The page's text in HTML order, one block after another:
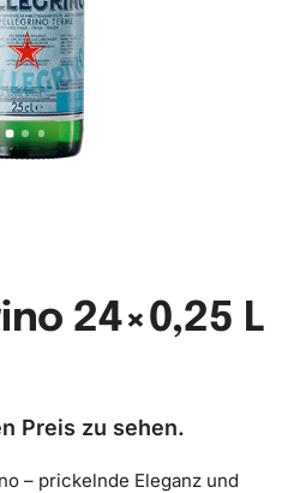
24×0,25 L
Preis zu sehen.
– prickelnde Eleganz und